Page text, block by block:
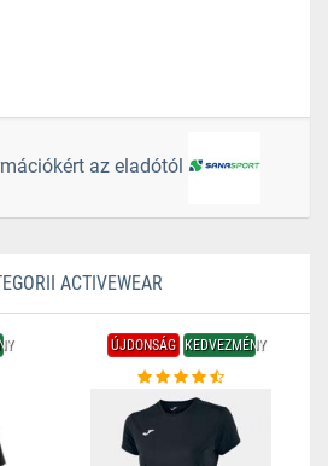
az eladótól
ACTIVEWEAR
ÚJDONSÁG KEDVEZMÉNY